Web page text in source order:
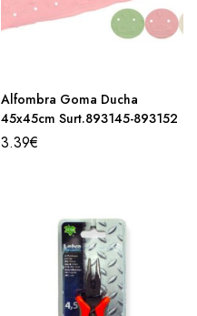
Alfombra Goma Ducha
45x45cm Surt.893145-893152
3.39€